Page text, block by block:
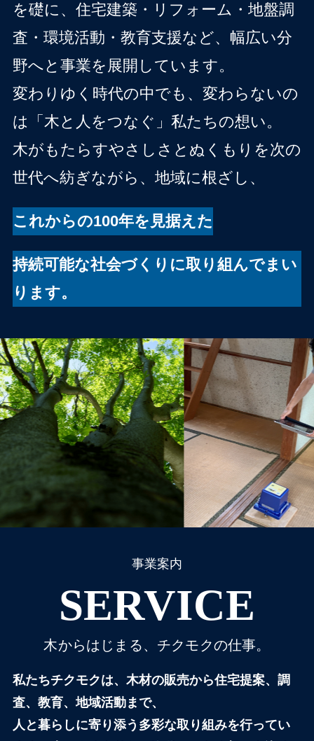
を礎に、住宅建築・リフォーム・地盤調
査・環境活動・教育支援など、幅広い分
野へと事業を展開しています。
変わりゆく時代の中でも、変わらないの
は「木と人をつなぐ」私たちの想い。
木がもたらすやさしさとぬくもりを次の
世代へ紡ぎながら、地域に根ざし、
これからの100年を見据えた
持続可能な社会づくりに取り組んでまい
ります。
事業案内
SERVICE
木からはじまる、チクモクの仕事。
私たちチクモクは、木材の販売から住宅提案、調
査、教育、地域活動まで、
人と暮らしに寄り添う多彩な取り組みを行ってい